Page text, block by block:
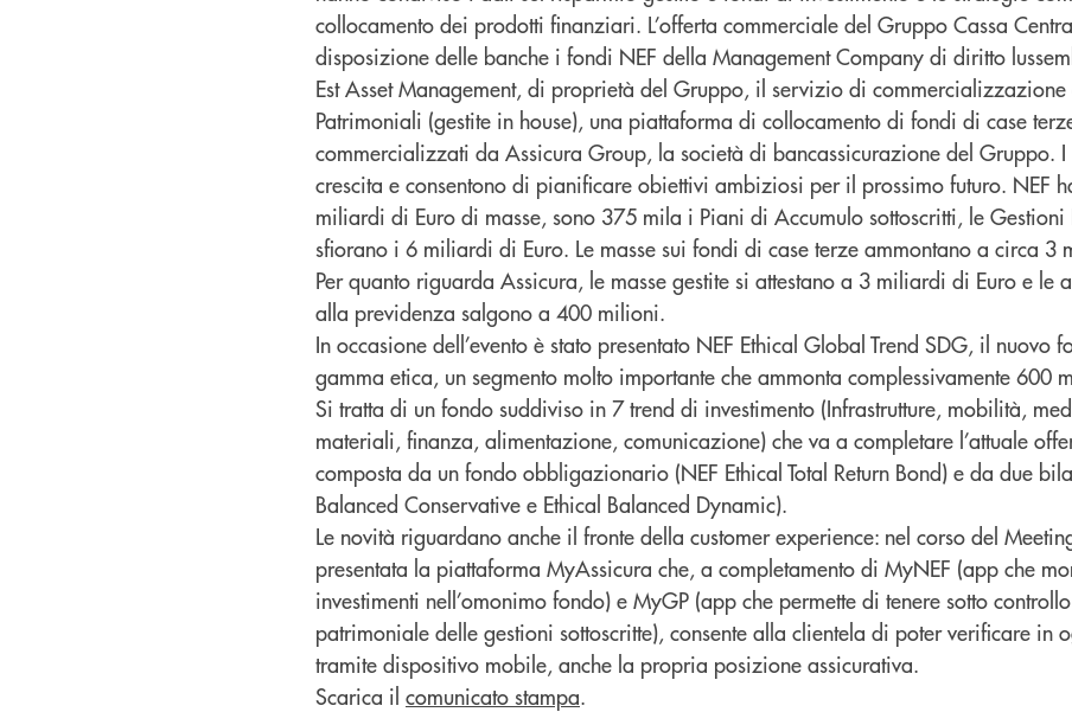
collocamento dei prodotti finanziari. L’offerta commerciale del Gruppo Cassa
disposizione delle banche i fondi NEF della Management Company di diritto
Est Asset Management, di proprietà del Gruppo, il servizio di
Patrimoniali (gestite in house), una piattaforma di collocamento di fondi di case
commercializzati da Assicura Group, la società di bancassicurazione del Gruppo.
crescita e consentono di pianificare obiettivi ambiziosi per il prossimo futuro. NEF
miliardi di Euro di masse, sono 375 mila i Piani di Accumulo sottoscritti, le Gestioni
sfiorano i 6 miliardi di Euro. Le masse sui fondi di case terze ammontano a circa 3
Per quanto riguarda Assicura, le masse gestite si attestano a 3 miliardi di Euro e le
alla previdenza salgono a 400 milioni.
In occasione dell’evento è stato presentato NEF Ethical Global Trend SDG, il nuovo
gamma etica, un segmento molto importante che ammonta complessivamente 600
Si tratta di un fondo suddiviso in 7 trend di investimento (Infrastrutture, mobilità,
materiali, finanza, alimentazione, comunicazione) che va a completare l’attuale
composta da un fondo obbligazionario (NEF Ethical Total Return Bond) e da due
Balanced Conservative e Ethical Balanced Dynamic).
Le novità riguardano anche il fronte della customer experience: nel corso del
presentata la piattaforma MyAssicura che, a completamento di MyNEF (app che
investimenti nell’omonimo fondo) e MyGP (app che permette di tenere sotto
patrimoniale delle gestioni sottoscritte), consente alla clientela di poter verificare in
tramite dispositivo mobile, anche la propria posizione assicurativa.
Scarica il comunicato stampa.